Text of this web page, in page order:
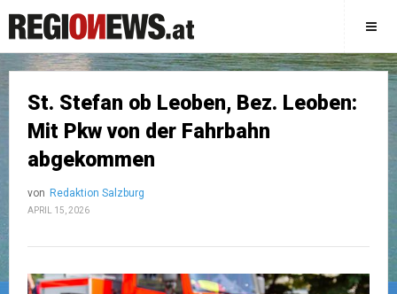
St. Stefan ob Leoben, Bez. Leoben:
Mit Pkw von der Fahrbahn
abgekommen
von Redaktion Salzburg
APRIL 15, 2026